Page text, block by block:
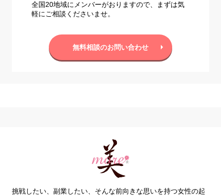
全国20地域にメンバーがおりますので、まずは気
軽にご相談くださいませ。
無料相談のお問い合わせ
挑戦したい、副業したい、そんな前向きな思いを持つ女性の起